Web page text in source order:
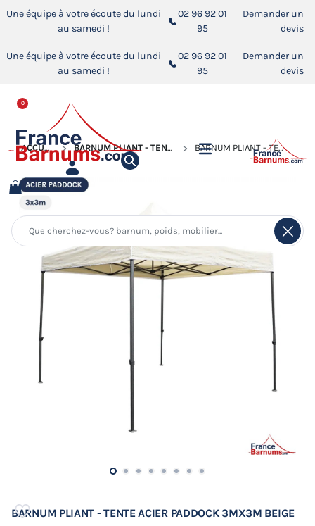
Une équipe à votre écoute du lundi
au samedi !
02 96 92 01
95
Demander un
devis
Une équipe à votre écoute du lundi
au samedi !
02 96 92 01
95
Demander un
devis
0
ACCUEIL BARNUM PLIANT - TENTE ACIER PADDOCK BARNUM PLIANT - TENTE ACIER PADDOCK 3MX3M BEIGE
BARNUM PLIANT - TENTE ACIER PADDOCK 3MX3M BEIGE